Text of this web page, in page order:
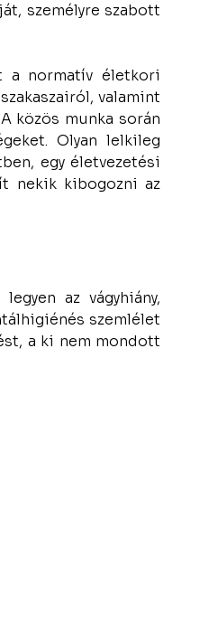
személyre szabott
a normatív életkori
valamint
közös munka során
Olyan lelkileg
egy életvezetési
nekik kibogozni az
az vágyhiány,
szemlélet
a ki nem mondott